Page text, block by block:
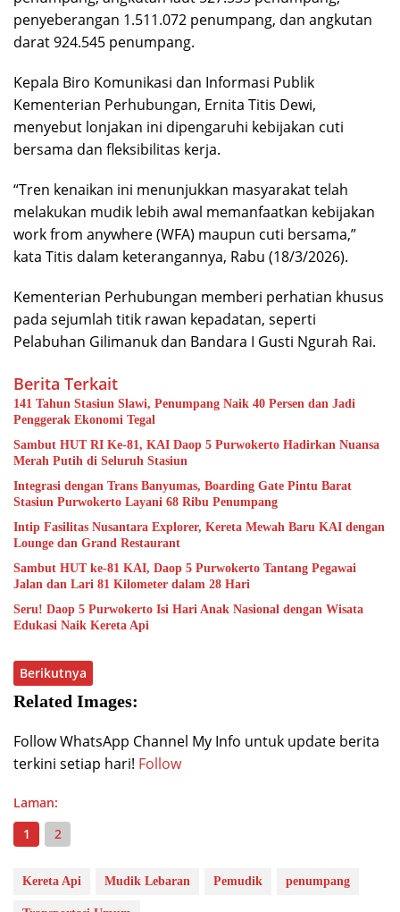
penyeberangan 1.511.072 penumpang, dan angkutan
darat 924.545 penumpang.
Kepala Biro Komunikasi dan Informasi Publik
Kementerian Perhubungan, Ernita Titis Dewi,
menyebut lonjakan ini dipengaruhi kebijakan cuti
bersama dan fleksibilitas kerja.
“Tren kenaikan ini menunjukkan masyarakat telah
melakukan mudik lebih awal memanfaatkan kebijakan
work from anywhere (WFA) maupun cuti bersama,”
kata Titis dalam keterangannya, Rabu (18/3/2026).
Kementerian Perhubungan memberi perhatian khusus
pada sejumlah titik rawan kepadatan, seperti
Pelabuhan Gilimanuk dan Bandara I Gusti Ngurah Rai.
Berita Terkait
141 Tahun Stasiun Slawi, Penumpang Naik 40 Persen dan Jadi
Penggerak Ekonomi Tegal
Sambut HUT RI Ke-81, KAI Daop 5 Purwokerto Hadirkan Nuansa
Merah Putih di Seluruh Stasiun
Integrasi dengan Trans Banyumas, Boarding Gate Pintu Barat
Stasiun Purwokerto Layani 68 Ribu Penumpang
Intip Fasilitas Nusantara Explorer, Kereta Mewah Baru KAI dengan
Lounge dan Grand Restaurant
Sambut HUT ke-81 KAI, Daop 5 Purwokerto Tantang Pegawai
Jalan dan Lari 81 Kilometer dalam 28 Hari
Seru! Daop 5 Purwokerto Isi Hari Anak Nasional dengan Wisata
Edukasi Naik Kereta Api
Berikutnya
Related Images:
Follow WhatsApp Channel My Info untuk update berita
terkini setiap hari! Follow
Laman:
1
2
Kereta Api Mudik Lebaran Pemudik penumpang